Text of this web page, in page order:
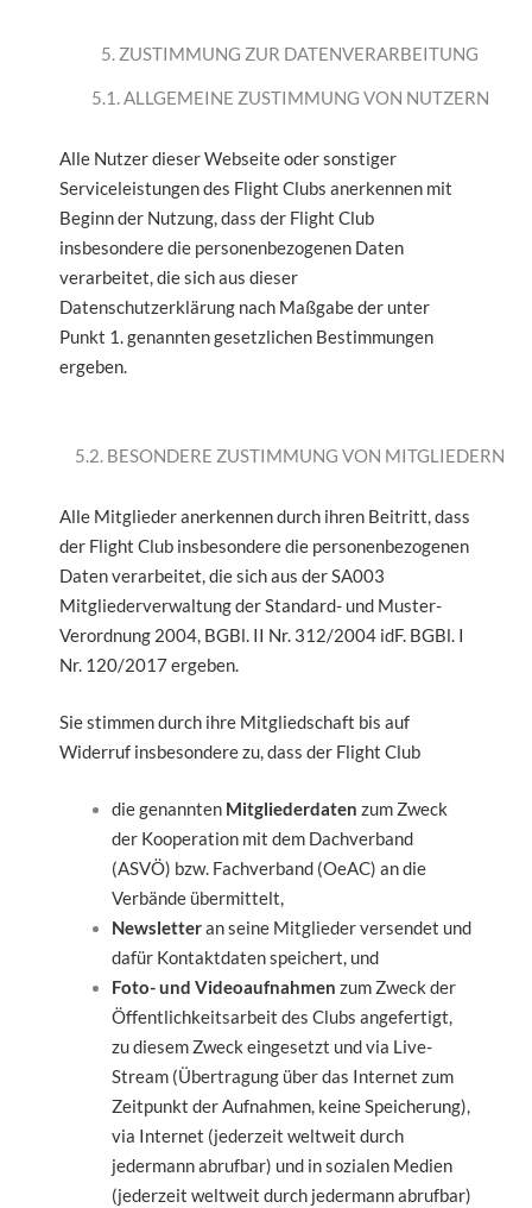
5. ZUSTIMMUNG ZUR DATENVERARBEITUNG
5.1. ALLGEMEINE ZUSTIMMUNG VON NUTZERN
Alle Nutzer dieser Webseite oder sonstiger
Serviceleistungen des Flight Clubs anerkennen mit
Beginn der Nutzung, dass der Flight Club
insbesondere die personenbezogenen Daten
verarbeitet, die sich aus dieser
Datenschutzerklärung nach Maßgabe der unter
Punkt 1. genannten gesetzlichen Bestimmungen
ergeben.
5.2. BESONDERE ZUSTIMMUNG VON MITGLIEDERN
Alle Mitglieder anerkennen durch ihren Beitritt, dass
der Flight Club insbesondere die personenbezogenen
Daten verarbeitet, die sich aus der SA003
Mitgliederverwaltung der Standard- und Muster-
Verordnung 2004, BGBl. II Nr. 312/2004 idF. BGBl. I
Nr. 120/2017 ergeben.
Sie stimmen durch ihre Mitgliedschaft bis auf
Widerruf insbesondere zu, dass der Flight Club
die genannten Mitgliederdaten zum Zweck
der Kooperation mit dem Dachverband
(ASVÖ) bzw. Fachverband (OeAC) an die
Verbände übermittelt,
Newsletteran seine Mitglieder versendet und
dafür Kontaktdaten speichert, und
Foto- und Videoaufnahmen zum Zweck der
Öffentlichkeitsarbeit des Clubs angefertigt,
zu diesem Zweck eingesetzt und via Live-
Stream (Übertragung über das Internet zum
Zeitpunkt der Aufnahmen, keine Speicherung),
via Internet (jederzeit weltweit durch
jedermann abrufbar) und in sozialen Medien
(jederzeit weltweit durch jedermann abrufbar)